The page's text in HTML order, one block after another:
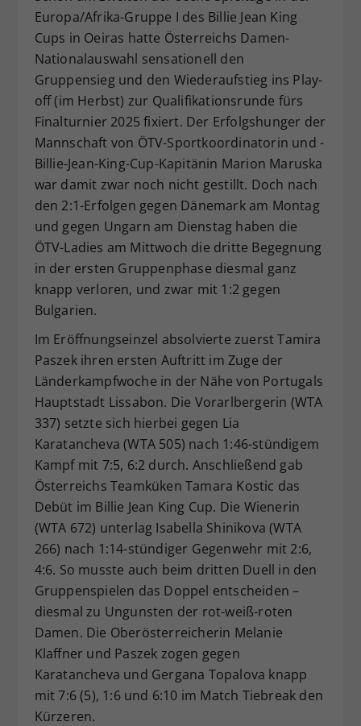
Europa/Afrika-Gruppe I des Billie Jean King
Cups in Oeiras hatte Österreichs Damen-
Nationalauswahl sensationell den
Gruppensieg und den Wiederaufstieg ins Play-
off (im Herbst) zur Qualifikationsrunde fürs
Finalturnier 2025 fixiert. Der Erfolgshunger der
Mannschaft von ÖTV-Sportkoordinatorin und -
Billie-Jean-King-Cup-Kapitänin Marion Maruska
war damit zwar noch nicht gestillt. Doch nach
den 2:1-Erfolgen gegen Dänemark am Montag
und gegen Ungarn am Dienstag haben die
ÖTV-Ladies am Mittwoch die dritte Begegnung
in der ersten Gruppenphase diesmal ganz
knapp verloren, und zwar mit 1:2 gegen
Bulgarien.
Im Eröffnungseinzel absolvierte zuerst Tamira
Paszek ihren ersten Auftritt im Zuge der
Länderkampfwoche in der Nähe von Portugals
Hauptstadt Lissabon. Die Vorarlbergerin (WTA
337) setzte sich hierbei gegen Lia
Karatancheva (WTA 505) nach 1:46-stündigem
Kampf mit 7:5, 6:2 durch. Anschließend gab
Österreichs Teamküken Tamara Kostic das
Debüt im Billie Jean King Cup. Die Wienerin
(WTA 672) unterlag Isabella Shinikova (WTA
266) nach 1:14-stündiger Gegenwehr mit 2:6,
4:6. So musste auch beim dritten Duell in den
Gruppenspielen das Doppel entscheiden –
diesmal zu Ungunsten der rot-weiß-roten
Damen. Die Oberösterreicherin Melanie
Klaffner und Paszek zogen gegen
Karatancheva und Gergana Topalova knapp
mit 7:6 (5), 1:6 und 6:10 im Match Tiebreak den
Kürzeren.
Zweck
Dieser Wert speichert Ihre Consent-
Einstellungen. Unter anderem eine
zufällig generierte ID, für die
historische Speicherung Ihrer
vorgenommen Einstellungen, falls der
Webseiten-Betreiber dies eingestellt
hat.